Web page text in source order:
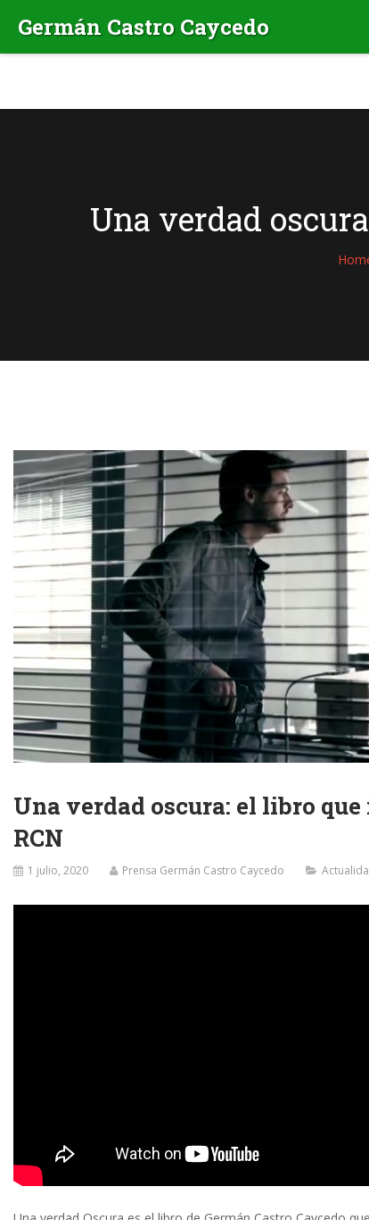
Una verdad
Una verdad oscura: el libro
RCN
1 julio, 2020 Prensa Germán Castro Caycedo